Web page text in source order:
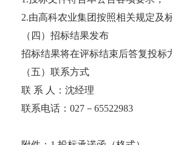
2.由高科农业集团按照相关规定及
（四）招标结果发布
招标结果将在评标结束后答复投标
（五）联系方式
联 系 人：沈经理
联系电话：027－65522983